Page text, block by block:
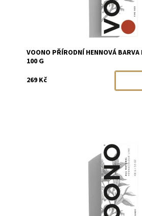
VOONO PŘÍRODNÍ HENNOVÁ BARVA
100 G
269 Kč